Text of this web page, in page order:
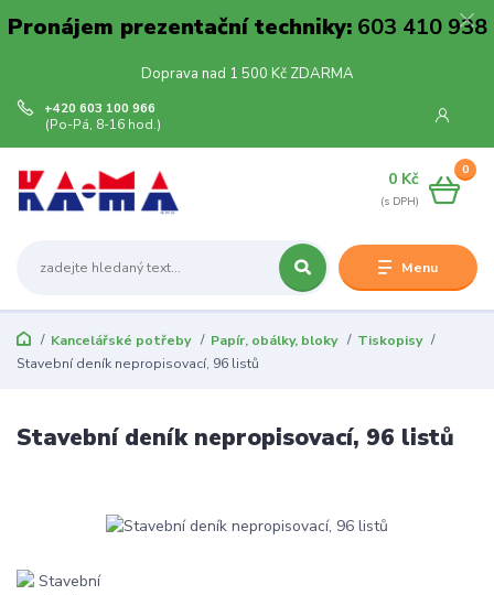
Pronájem prezentační techniky:603 410 938
Doprava nad 1 500 Kč ZDARMA
Menu
+420 603 100 966
(Po-Pá, 8-16 hod.)
0
0 Kč
Kancelářské potřeby Papír, obálky, bloky
Tiskopisy
Stavební deník nepropisovací, 96 listů
Stavební deník nepropisovací, 96 listů